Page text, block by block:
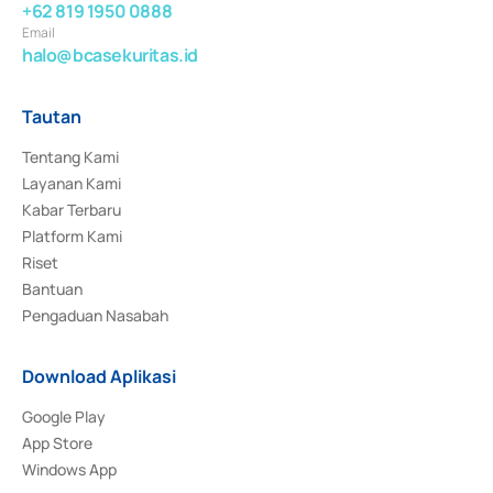
+62 819 1950 0888
Email
halo@bcasekuritas.id
Tautan
Tentang Kami
Layanan Kami
Kabar Terbaru
Platform Kami
Riset
Bantuan
Pengaduan Nasabah
Download Aplikasi
Google Play
App Store
Windows App